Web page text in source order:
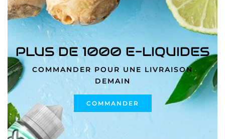
PLUS DE 1000 E-LIQUIDES
COMMANDER POUR UNE LIVRAISON
DEMAIN
COMMANDER